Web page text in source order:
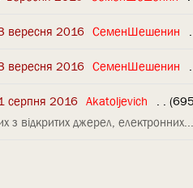
вересня 2016 СеменШешенин
вересня 2016 СеменШешенин
серпня 2016 Akatoljevich . .
з відкритих джерел,